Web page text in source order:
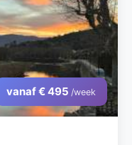
vanaf € 495 /week